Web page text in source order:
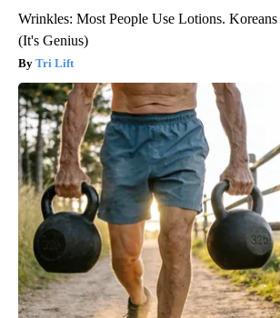
Wrinkles: Most People Use Lotions.
(It's Genius)
Tri Lift